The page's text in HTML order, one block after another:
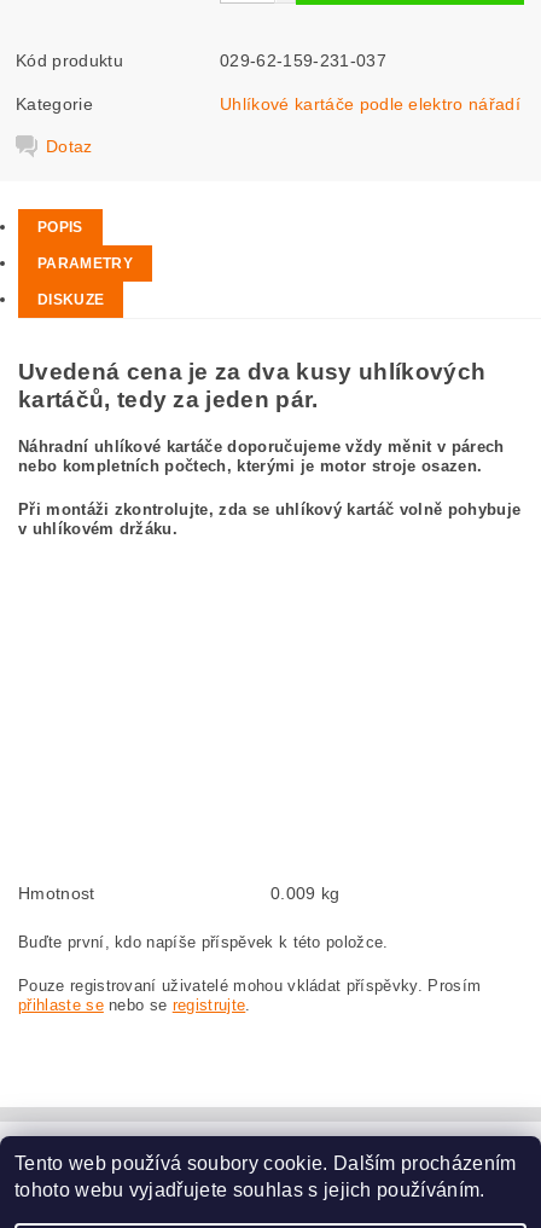
Kód produktu 029-62-159-231-037
Kategorie Uhlíkové kartáče podle elektro nářadí
Dotaz
POPIS
PARAMETRY
DISKUZE
Uvedená cena je za dva kusy uhlíkových
kartáčů, tedy za jeden pár.
Náhradní uhlíkové kartáče doporučujeme vždy měnit v párech
nebo kompletních počtech, kterými je motor stroje osazen.
Při montáži zkontrolujte, zda se uhlíkový kartáč volně pohybuje
v uhlíkovém držáku.
Hmotnost 0.009 kg
Buďte první, kdo napíše příspěvek k této položce.
Pouze registrovaní uživatelé mohou vkládat příspěvky. Prosím
přihlaste senebo se registrujte.
www.dodilny.cz
Tento web používá soubory cookie. Dalším procházením
tohoto webu vyjadřujete souhlas s jejich používáním.